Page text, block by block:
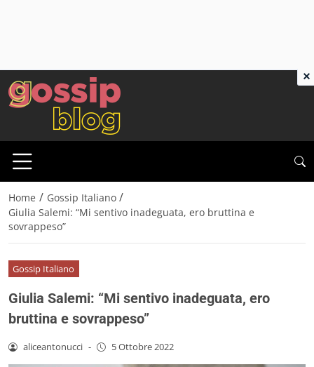
Home / Gossip Italiano /
Giulia Salemi: “Mi sentivo inadeguata, ero bruttina e
sovrappeso”
Gossip Italiano
Giulia Salemi: “Mi sentivo inadeguata, ero
bruttina e sovrappeso”
aliceantonucci - 5 Ottobre 2022
×